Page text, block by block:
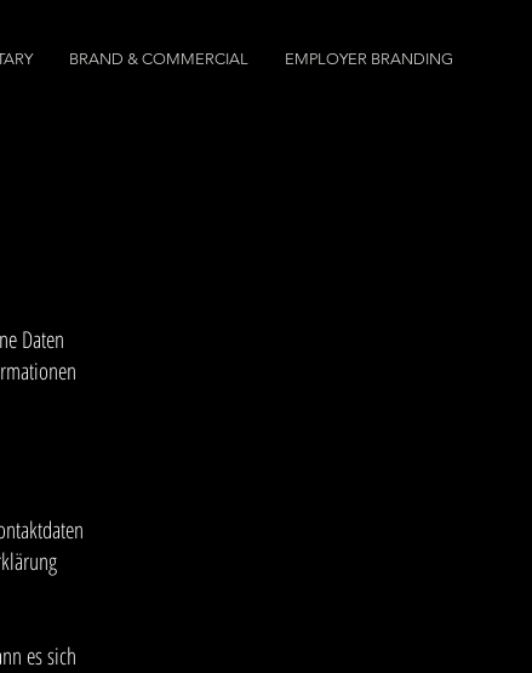
BRAND & COMMERCIAL EMPLOYER BRANDING
Daten
es sich